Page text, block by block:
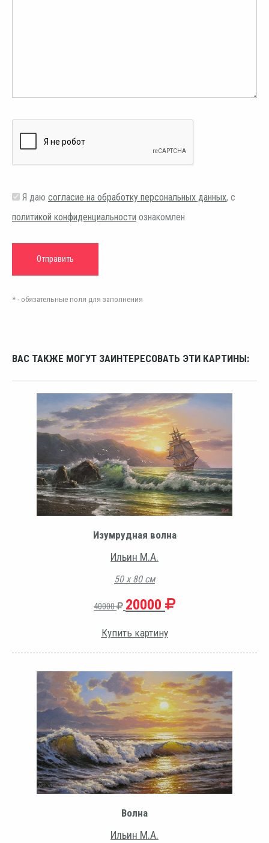
Я даю согласие на обработку персональных данных, с
политикой конфиденциальности ознакомлен
* - обязательные поля для заполнения
ВАС ТАКЖЕ МОГУТ ЗАИНТЕРЕСОВАТЬ ЭТИ КАРТИНЫ:
Изумрудная волна
Ильин М.А.
50 х 80 см
40000 20000
Купить картину
Волна
Ильин М.А.